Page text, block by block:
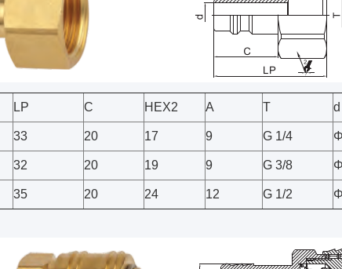
LP C HEX2 A T d
33 20 17 9 G 1/4
32 20 19 9 G 3/8
35 20 24 12 G 1/2